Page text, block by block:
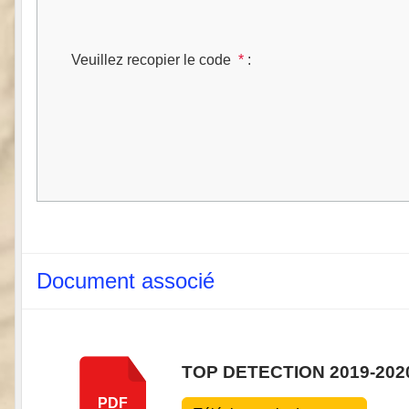
Veuillez recopier le code * :
Document associé
PDF
TOP DETECTION 2019-